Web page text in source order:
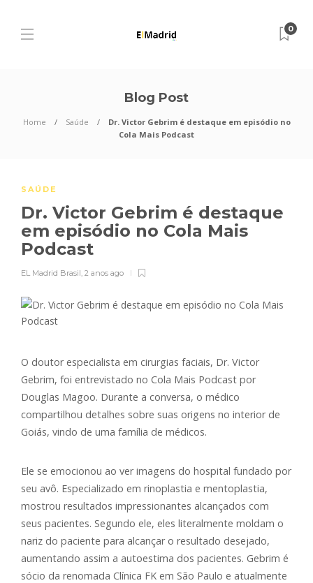
0
Blog Post
Home Saúde
Dr. Victor Gebrim é destaque em episódio no
Cola Mais Podcast
SAÚDE
Dr. Victor Gebrim é destaque
em episódio no Cola Mais
Podcast
EL Madrid Brasil, 2 anos ago
O doutor especialista em cirurgias faciais, Dr. Victor
Gebrim, foi entrevistado no Cola Mais Podcast por
Douglas Magoo. Durante a conversa, o médico
compartilhou detalhes sobre suas origens no interior de
Goiás, vindo de uma família de médicos.
Ele se emocionou ao ver imagens do hospital fundado por
seu avô. Especializado em rinoplastia e mentoplastia,
mostrou resultados impressionantes alcançados com
seus pacientes. Segundo ele, eles literalmente moldam o
nariz do paciente para alcançar o resultado desejado,
aumentando assim a autoestima dos pacientes. Gebrim é
sócio da renomada Clínica FK em São Paulo e atualmente